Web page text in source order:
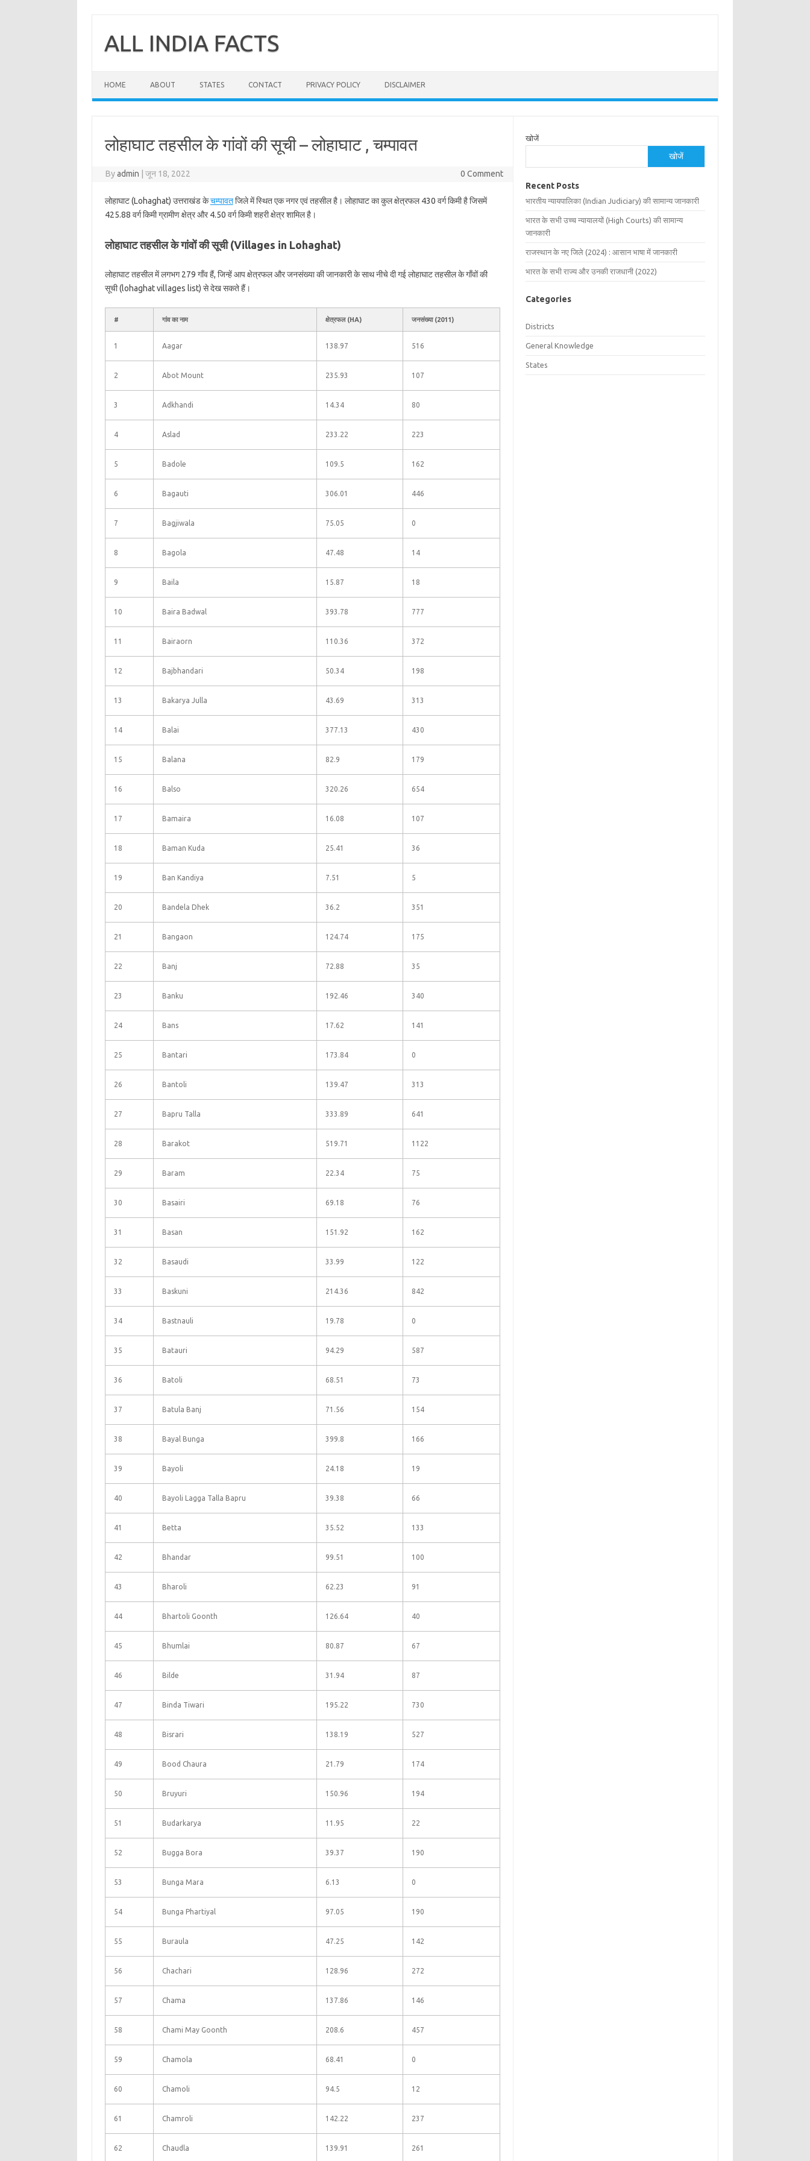
contentALL INDIA FACTS
HOME ABOUT STATES CONTACT PRIVACY POLICY DISCLAIMER
लोहाघाट तहसील के गांवों की सूची – लोहाघाट , चम्पावत
Byadmin जून 18, 2022 0 Comment
लोहाघाट (Lohaghat) उत्तराखंड केचम्पावतजिले में स्थित एक नगर एवं तहसील है। लोहाघाट का कुल क्षेत्रफल 430 वर्ग किमी है जिसमें
425.88 वर्ग किमी ग्रामीण क्षेत्र और 4.50 वर्ग किमी शहरी क्षेत्र शामिल है।
लोहाघाट तहसील के गांवों की सूची (Villages in Lohaghat)
लोहाघाट तहसील में लगभग 279 गाँव हैं, जिन्हें आप क्षेत्रफल और जनसंख्या की जानकारी के साथ नीचे दी गई लोहाघाट तहसील के गाँवों की
सूची (lohaghat villages list) से देख सकते हैं।
# गांव का नाम क्षेत्रफल (HA) जनसंख्या (2011)
1 Aagar 138.97 516
2 Abot Mount 235.93 107
3 Adkhandi 14.34 80
4 Aslad 233.22 223
5 Badole 109.5 162
6 Bagauti 306.01 446
7 Bagjiwala 75.05 0
8 Bagola 47.48 14
9 Baila 15.87 18
10 Baira Badwal 393.78 777
11 Bairaorn 110.36 372
12 Bajbhandari 50.34 198
13 Bakarya Julla 43.69 313
14 Balai 377.13 430
15 Balana 82.9 179
16 Balso 320.26 654
17 Bamaira 16.08 107
18 Baman Kuda 25.41 36
19 Ban Kandiya 7.51 5
20 Bandela Dhek 36.2 351
21 Bangaon 124.74 175
22 Banj 72.88 35
23 Banku 192.46 340
24 Bans 17.62 141
25 Bantari 173.84 0
26 Bantoli 139.47 313
27 Bapru Talla 333.89 641
28 Barakot 519.71 1122
29 Baram 22.34 75
30 Basairi 69.18 76
31 Basan 151.92 162
32 Basaudi 33.99 122
33 Baskuni 214.36 842
34 Bastnauli 19.78 0
35 Batauri 94.29 587
36 Batoli 68.51 73
37 Batula Banj 71.56 154
38 Bayal Bunga 399.8 166
39 Bayoli 24.18 19
40 Bayoli Lagga Talla Bapru 39.38 66
41 Betta 35.52 133
42 Bhandar 99.51 100
43 Bharoli 62.23 91
44 Bhartoli Goonth 126.64 40
45 Bhumlai 80.87 67
46 Bilde 31.94 87
47 Binda Tiwari 195.22 730
48 Bisrari 138.19 527
49 Bood Chaura 21.79 174
50 Bruyuri 150.96 194
51 Budarkarya 11.95 22
52 Bugga Bora 39.37 190
53 Bunga Mara 6.13 0
54 Bunga Phartiyal 97.05 190
55 Buraula 47.25 142
56 Chachari 128.96 272
57 Chama 137.86 146
58 Chami May Goonth 208.6 457
59 Chamola 68.41 0
60 Chamoli 94.5 12
61 Chamroli 142.22 237
62 Chaudla 139.91 261
खोजें
खोजें
Recent Posts
भारतीय न्यायपालिका (Indian Judiciary) की सामान्य जानकारी
भारत के सभी उच्च न्यायालयों (High Courts) की सामान्य
जानकारी
राजस्थान के नए जिले (2024) : आसान भाषा में जानकारी
भारत के सभी राज्य और उनकी राजधानी (2022)
Categories
Districts
General Knowledge
States